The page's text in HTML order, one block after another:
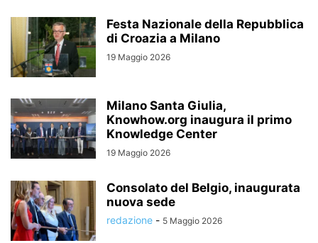
Festa Nazionale della Repubblica
di Croazia a Milano
19 Maggio 2026
Milano Santa Giulia,
Knowhow.org inaugura il primo
Knowledge Center
19 Maggio 2026
Consolato del Belgio, inaugurata
nuova sede
redazione - 5 Maggio 2026